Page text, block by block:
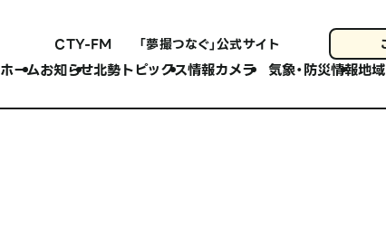
CTY-FM 「夢撮つなぐ」公式サイト
ホームお知らせ北勢トピックス情報カメラ 気象・防災情報地